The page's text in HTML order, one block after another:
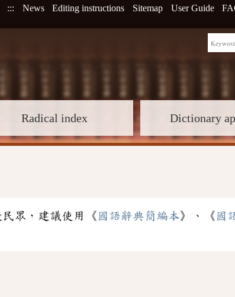
::: News Editing instructions Sitemap User Guide
Radical index Dictionary
眾，建議使用《 國語辭典簡編本》、《 國